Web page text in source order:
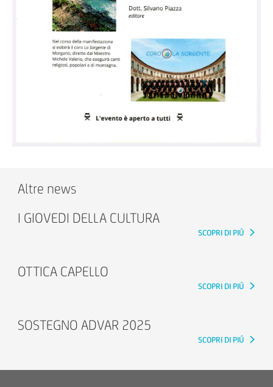
Altre news
I GIOVEDI DELLA CULTURA
SCOPRI DI PIÚ
OTTICA CAPELLO
SCOPRI DI PIÚ
SOSTEGNO ADVAR 2025
SCOPRI DI PIÚ